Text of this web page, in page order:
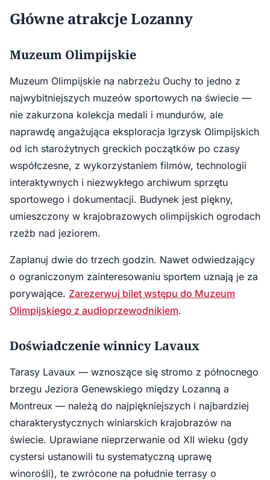
Główne atrakcje Lozanny
Muzeum Olimpijskie
Muzeum Olimpijskie na nabrzeżu Ouchy to jedno z
najwybitniejszych muzeów sportowych na świecie —
nie zakurzona kolekcja medali i mundurów, ale
naprawdę angażująca eksploracja Igrzysk Olimpijskich
od ich starożytnych greckich początków po czasy
współczesne, z wykorzystaniem filmów, technologii
interaktywnych i niezwykłego archiwum sprzętu
sportowego i dokumentacji. Budynek jest piękny,
umieszczony w krajobrazowych olimpijskich ogrodach
rzeźb nad jeziorem.
Zaplanuj dwie do trzech godzin. Nawet odwiedzający
o ograniczonym zainteresowaniu sportem uznają je za
porywające. Zarezerwuj bilet wstępu do Muzeum
Olimpijskiego z audioprzewodnikiem.
Doświadczenie winnicy Lavaux
Tarasy Lavaux — wznoszące się stromo z północnego
brzegu Jeziora Genewskiego między Lozanną a
Montreux — należą do najpiękniejszych i najbardziej
charakterystycznych winiarskich krajobrazów na
świecie. Uprawiane nieprzerwanie od XII wieku (gdy
cystersi ustanowili tu systematyczną uprawę
winorośli), te zwrócone na południe terrasy o